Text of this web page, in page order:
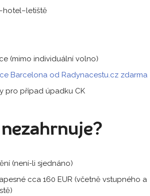
(mimo individuální volno)
Barcelona od Radynacestu.cz zdarma
pro případ úpadku CK
(není-li sjednáno)
cca 160 EUR (včetně vstupného a